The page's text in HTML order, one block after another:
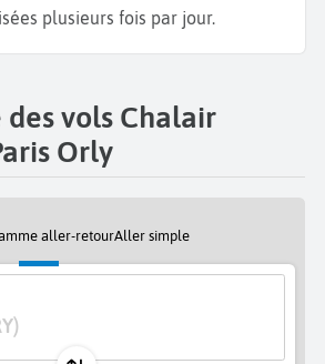
plusieurs fois par jour.
des vols Chalair
Orly
aller-retourAller simple